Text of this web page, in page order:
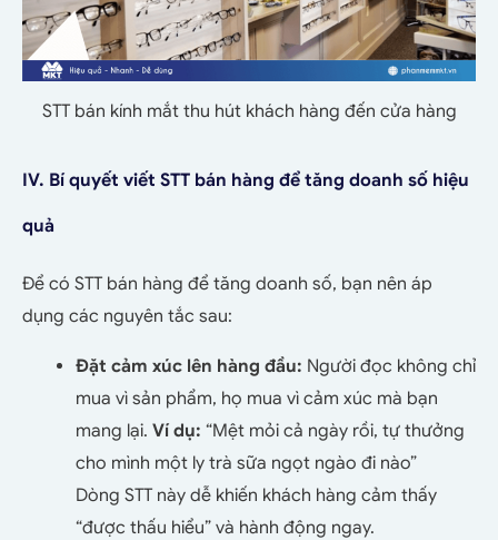
STT bán kính mắt thu hút khách hàng đến cửa hàng
IV. Bí quyết viết STT bán hàng để tăng doanh số hiệu
quả
Để có STT bán hàng để tăng doanh số, bạn nên áp
dụng các nguyên tắc sau:
Đặt cảm xúc lên hàng đầu: Người đọc không chỉ
mua vì sản phẩm, họ mua vì cảm xúc mà bạn
mang lại. Ví dụ: “Mệt mỏi cả ngày rồi, tự thưởng
cho mình một ly trà sữa ngọt ngào đi nào”
Dòng STT này dễ khiến khách hàng cảm thấy
“được thấu hiểu” và hành động ngay.